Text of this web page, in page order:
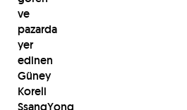
ve
pazarda
yer
edinen
Güney
Koreli
SsangYong